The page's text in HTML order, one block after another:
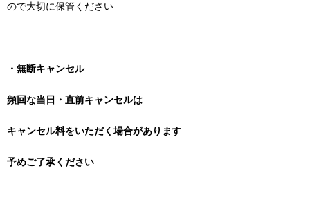
ので大切に保管ください
・無断キャンセル
頻回な当日・直前キャンセルは
キャンセル料をいただく 場合があります
予めご了承ください